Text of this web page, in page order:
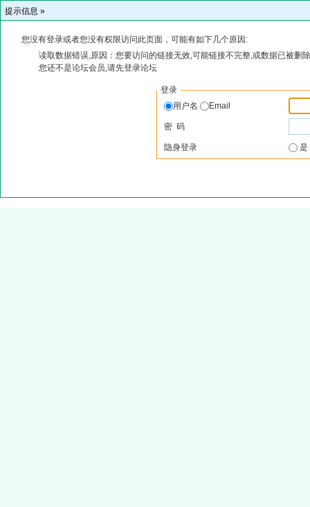
提示信息 »
您没有登录或者您没有权限访问此页面，可能有如下几个原因:
读取数据错误,原因：您要访问的链接无效,可能链接不完整,或数据已被删
您还不是论坛会员,请先登录论坛
登录
用户名
Email
密 码
隐身登录